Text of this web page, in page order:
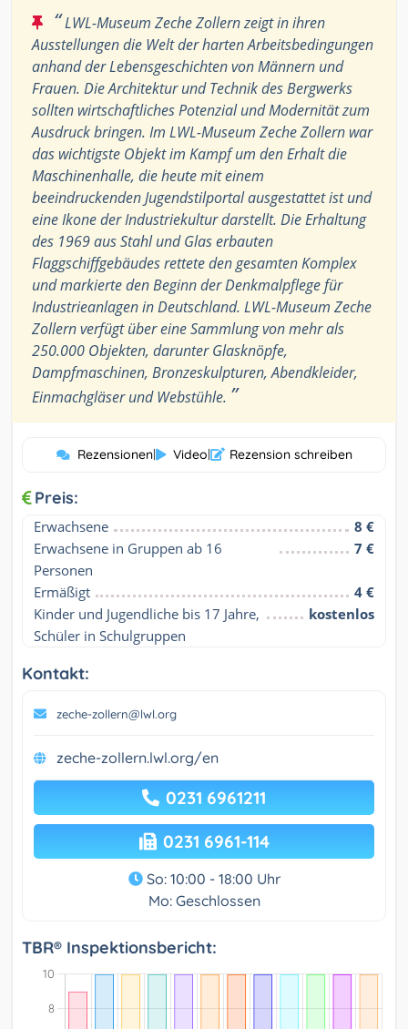
“LWL-Museum Zeche Zollern zeigt in ihren
Ausstellungen die Welt der harten Arbeitsbedingungen
anhand der Lebensgeschichten von Männern und
Frauen. Die Architektur und Technik des Bergwerks
sollten wirtschaftliches Potenzial und Modernität zum
Ausdruck bringen. Im LWL-Museum Zeche Zollern war
das wichtigste Objekt im Kampf um den Erhalt die
Maschinenhalle, die heute mit einem
beeindruckenden Jugendstilportal ausgestattet ist und
eine Ikone der Industriekultur darstellt. Die Erhaltung
des 1969 aus Stahl und Glas erbauten
Flaggschiffgebäudes rettete den gesamten Komplex
und markierte den Beginn der Denkmalpflege für
Industrieanlagen in Deutschland. LWL-Museum Zeche
Zollern verfügt über eine Sammlung von mehr als
250.000 Objekten, darunter Glasknöpfe,
Dampfmaschinen, Bronzeskulpturen, Abendkleider,
Einmachgläser und Webstühle. ”
Rezensionen| Video| Rezension schreiben
Preis:
Erwachsene
8 €
Erwachsene in Gruppen ab 16
Personen
7 €
Ermäßigt
4 €
Kinder und Jugendliche bis 17 Jahre,
Schüler in Schulgruppen
kostenlos
Kontakt:
zeche-zollern@lwl.org
zeche-zollern.lwl.org/en
0231 6961211
0231 6961-114
So: 10:00 - 18:00 Uhr
Mo: Geschlossen
TBR® Inspektionsbericht: